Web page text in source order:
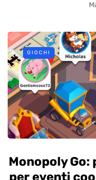
GIOCHI
Monopoly
per eventi